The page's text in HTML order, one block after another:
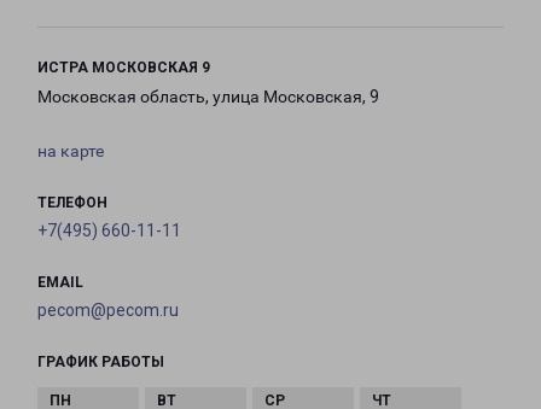
ИСТРА МОСКОВСКАЯ 9
Московская область, улица Московская, 9
на карте
ТЕЛЕФОН
+7(495) 660-11-11
EMAIL
pecom@pecom.ru
ГРАФИК РАБОТЫ